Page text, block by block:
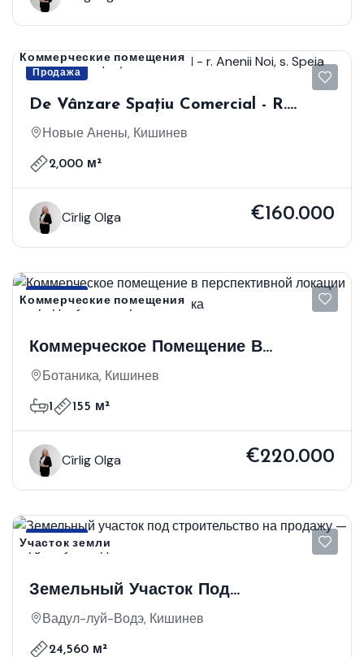
Продажа
Коммерческие помещения
De Vânzare Spațiu Comercial - R.
Anenii Noi, S. Speia
Новые Анены, Кишинев
2,000 м²
Cîrlig Olga €160.000
Продажа
Коммерческие помещения
Коммерческое Помещение В
Перспективной Локации На Продажу
Ботаника, Кишинев
1 155 м²
Cîrlig Olga €220.000
Продажа
Участок земли
Земельный Участок Под
Строительство На Продажу — Вадул-
Вадул-луй-Водэ, Кишинев
24,560 м²